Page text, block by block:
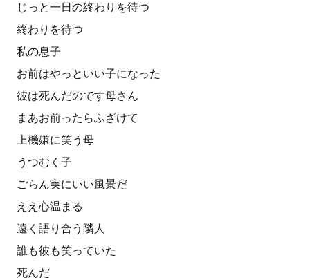
じっと一日の終わりを待つ
終わりを待つ
私の息子
お前はやっといい子になった
彼は死んだのです母さん
まあお前ったらふざけて
上機嫌に笑う母
うつむく子
ごらん実にいい風景だ
ええ心温まる
遠く語り合う隣人
誰も彼も笑っていた
死んだ